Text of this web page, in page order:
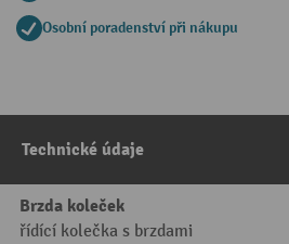
Osobní poradenství při nákupu
Technické údaje
Brzda koleček
řídící kolečka s brzdami